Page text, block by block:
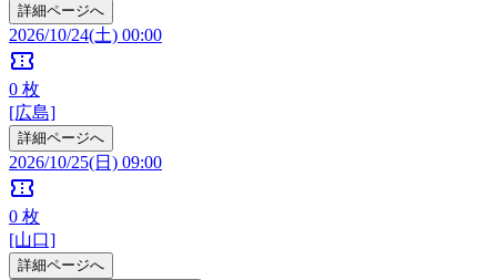
詳細ページへ
2026/10/24(土) 00:00
confirmation_number
0 枚
[広島]
詳細ページへ
2026/10/25(日) 09:00
confirmation_number
0 枚
[山口]
詳細ページへ